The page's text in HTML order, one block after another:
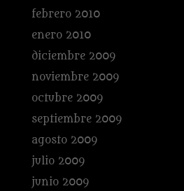
febrero 2010
enero 2010
diciembre 2009
noviembre 2009
octubre 2009
septiembre 2009
agosto 2009
julio 2009
junio 2009